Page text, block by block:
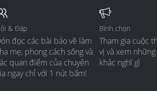
& Đáp
đọc các bài báo về làm
mẹ, phong cách sống và
quan điểm của chuyên
ngay chỉ với 1 nút bấm!
Bình chọn
Tham gia cuộc
vị và xem
khác nghĩ gì